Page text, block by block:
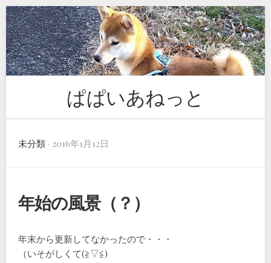
Skip
to
content
ぱぱいあねっと
未分類 · 2016年1月12日
年始の風景（？）
年末から更新してなかったので・・・
（いそがしくて(≧▽≦)